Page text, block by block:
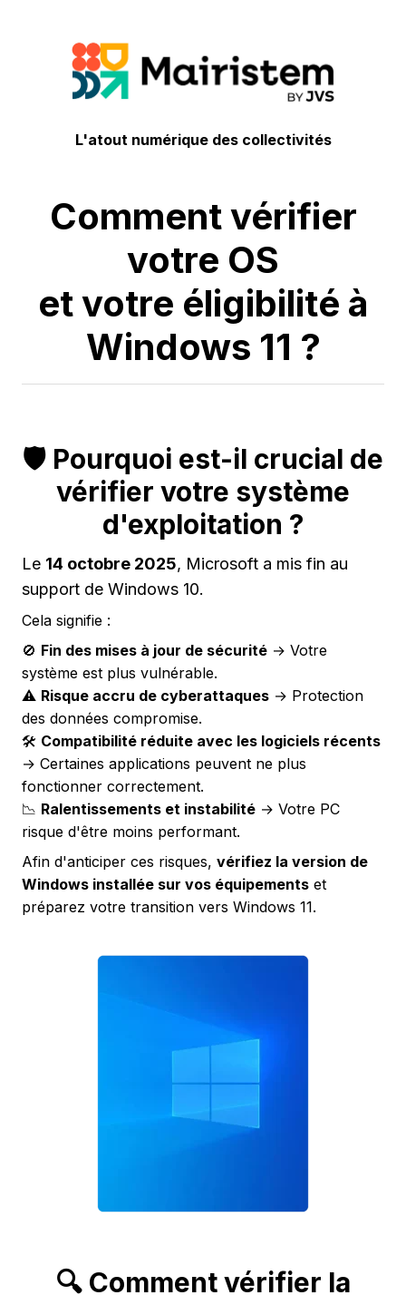
L'atout numérique des collectivités
Comment vérifier
votre OS
et votre éligibilité à
Windows 11 ?
🛡️ Pourquoi est-il crucial de
vérifier votre système
d'exploitation ?
Le 14 octobre 2025, Microsoft a mis fin au
support de Windows 10.
Cela signifie :
🚫 Fin des mises à jour de sécurité → Votre
système est plus vulnérable.
⚠️ Risque accru de cyberattaques → Protection
des données compromise.
🛠️ Compatibilité réduite avec les logiciels récents
→ Certaines applications peuvent ne plus
fonctionner correctement.
📉 Ralentissements et instabilité → Votre PC
risque d'être moins performant.
Afin d'anticiper ces risques, vérifiez la version de
Windows installée sur vos équipements et
préparez votre transition vers Windows 11.
🔍 Comment vérifier la